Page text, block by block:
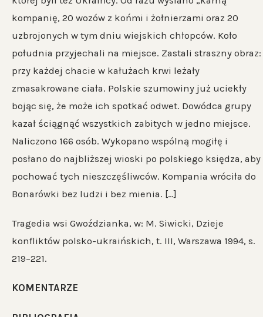
kompanię, 20 wozów z końmi i żołnierzami oraz 20
uzbrojonych w tym dniu wiejskich chłopców. Koło
południa przyjechali na miejsce. Zastali straszny obraz:
przy każdej chacie w kałużach krwi leżały
zmasakrowane ciała. Polskie szumowiny już uciekły
bojąc się, że może ich spotkać odwet. Dowódca grupy
kazał ściągnąć wszystkich zabitych w jedno miejsce.
Naliczono 166 osób. Wykopano wspólną mogiłę i
posłano do najbliższej wioski po polskiego księdza, aby
pochować tych nieszczęśliwców. Kompania wróciła do
Bonarówki bez ludzi i bez mienia. […]
Tragedia wsi Gwoździanka, w: M. Siwicki, Dzieje
konfliktów polsko-ukraińskich, t. III, Warszawa 1994, s.
219–221.
KOMENTARZE